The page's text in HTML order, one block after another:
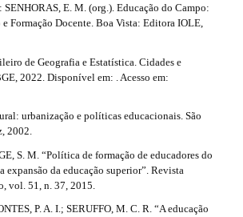
SENHORAS, E. M. (org.). Educação do Campo:
Formação Docente. Boa Vista: Editora IOLE,
de Geografia e Estatística. Cidades e
2022. Disponível em: . Acesso em:
urbanização e políticas educacionais. São
2002.
S. M. “Política de formação de educadores do
expansão da educação superior”. Revista
vol. 51, n. 37, 2015.
P. A. I.; SERUFFO, M. C. R. “A educação